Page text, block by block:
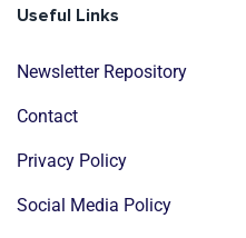
Useful Links
Newsletter Repository
Contact
Privacy Policy
Social Media Policy